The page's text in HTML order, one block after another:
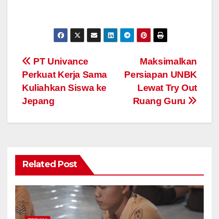
Navigasi
pos
Maksimalkan
Persiapan UNBK
Lewat Try Out
Ruang Guru
PT Univance
Perkuat Kerja Sama
Kuliahkan Siswa ke
Jepang
Related Post